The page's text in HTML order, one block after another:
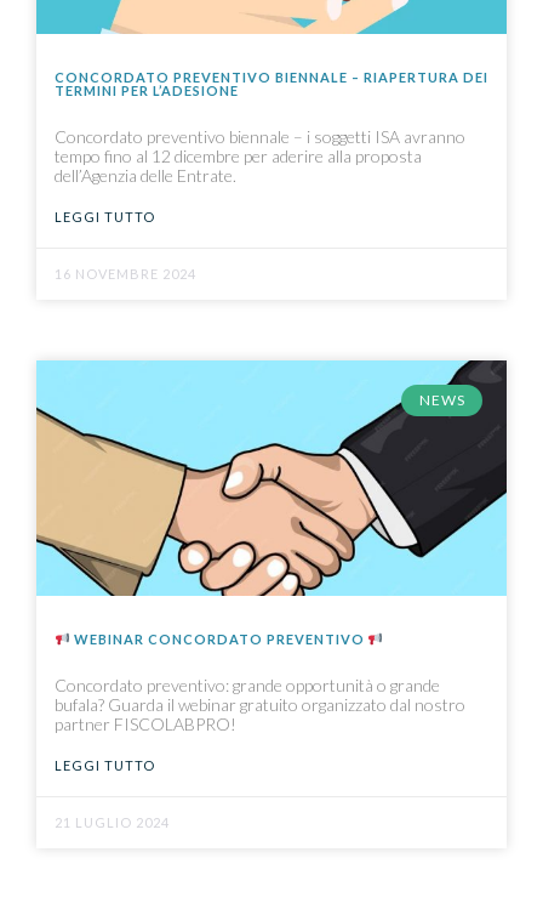
CONCORDATO PREVENTIVO BIENNALE – RIAPERTURA DEI
TERMINI PER L’ADESIONE
Concordato preventivo biennale – i soggetti ISA avranno
tempo fino al 12 dicembre per aderire alla proposta
dell’Agenzia delle Entrate.
LEGGI TUTTO
16 NOVEMBRE 2024
NEWS
WEBINAR CONCORDATO PREVENTIVO
Concordato preventivo: grande opportunità o grande
bufala? Guarda il webinar gratuito organizzato dal nostro
partner FISCOLABPRO!
LEGGI TUTTO
21 LUGLIO 2024